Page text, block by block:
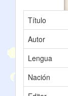
Título
Autor
Lengua
Nación